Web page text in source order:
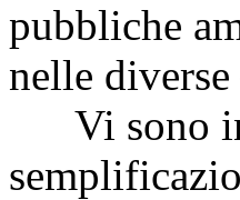
pubbliche
nelle
Vi sono